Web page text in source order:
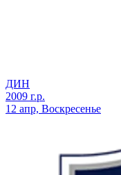
ДИН
2009 г.р.
12 апр, Воскресенье